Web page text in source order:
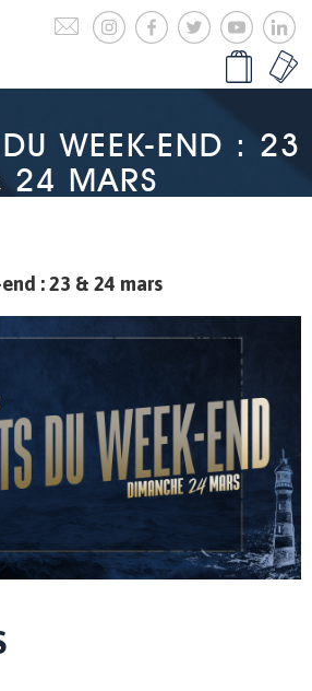
DU WEEK-END : 23
24 MARS
: 23 & 24 mars